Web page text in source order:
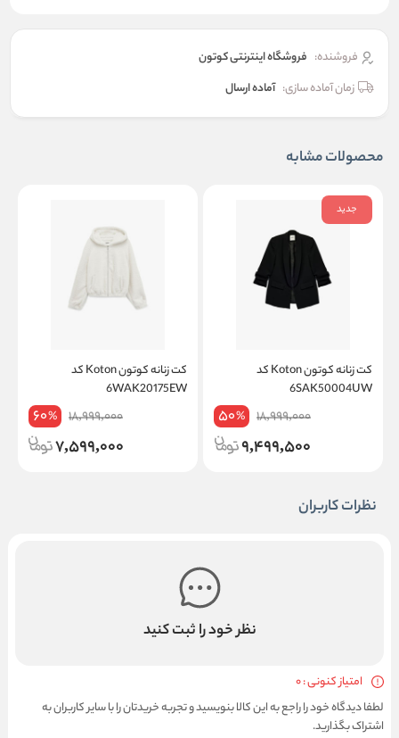
فروشنده: فروشگاه اینترنتی کوتون
زمان آماده سازی: آماده ارسال
محصولات مشابه
جدید
کت زنانه کوتون Koton کد
6SAK50004UW
18,999,000
50%
9,499,500
کت زنانه کوتون Koton کد
6WAK20175EW
18,999,000
60%
7,599,000
نظرات کاربران
نظر خود را ثبت کنید
امتیاز کنونی : 0
لطفا دیدگاه خود را راجع به این کالا بنویسید و تجربه خریدتان را با سایر کاربران به
اشتراک بگذارید.